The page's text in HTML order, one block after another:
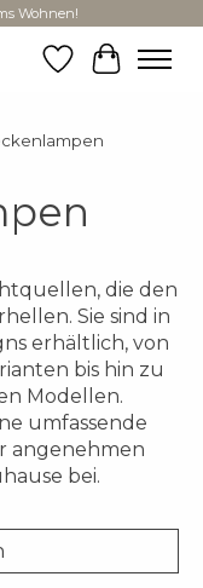
Wohnen!
Wunschzettel
Ihr
die den
Sie sind in
erhältlich, von
bis hin zu
Modellen.
umfassende
angenehmen
bei.